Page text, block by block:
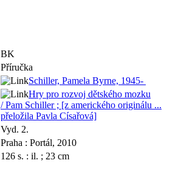
BK
Příručka
Schiller, Pamela Byrne, 1945-
Hry pro rozvoj dětského mozku
/ Pam Schiller ; [z amerického originálu ...
přeložila Pavla Císařová]
Vyd. 2.
Praha : Portál, 2010
126 s. : il. ; 23 cm